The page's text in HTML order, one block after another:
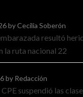
by Cecilia Soberón
resultó
la ruta nacional 22
by Redacción
suspendió las